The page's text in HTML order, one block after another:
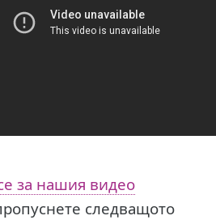
за нашия видео
следващото